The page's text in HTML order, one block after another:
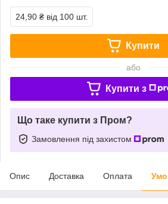
24,90 ₴ від 100 шт.
Купити
або
Купити з
Що таке купити з Пром?
Замовлення під захистом
Опис Доставка Оплата